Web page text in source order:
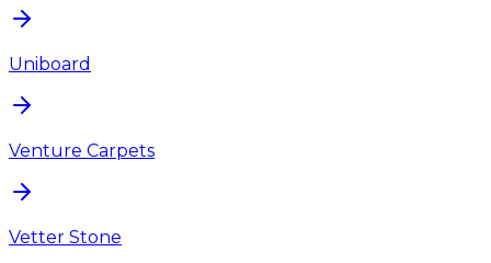
Uniboard
Venture Carpets
Vetter Stone